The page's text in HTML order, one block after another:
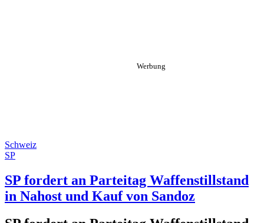
Schweiz
SP
SP fordert an Parteitag Waffenstillstand
in Nahost und Kauf von Sandoz